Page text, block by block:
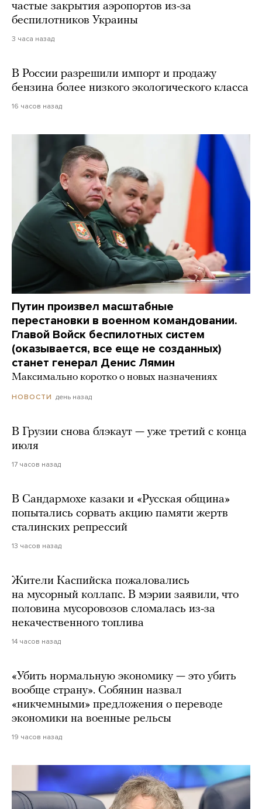
частые закрытия аэропортов из-за
беспилотников Украины
3 часа назад
В России разрешили импорт и продажу
бензина более низкого экологического класса
16 часов назад
Путин произвел масштабные
перестановки в военном командовании.
Главой Войск беспилотных систем
(оказывается, все еще не созданных)
станет генерал Денис Лямин
Максимально коротко о новых назначениях
НОВОСТИ день назад
В Грузии снова блэкаут — уже третий с конца
июля
17 часов назад
В Сандармохе казаки и «Русская община»
попытались сорвать акцию памяти жертв
сталинских репрессий
13 часов назад
Жители Каспийска пожаловались
на мусорный коллапс. В мэрии заявили, что
половина мусоровозов сломалась из-за
некачественного топлива
14 часов назад
«Убить нормальную экономику — это убить
вообще страну». Собянин назвал
«никчемными» предложения о переводе
экономики на военные рельсы
19 часов назад